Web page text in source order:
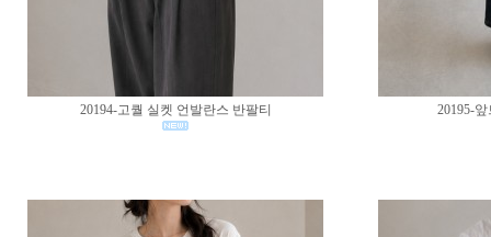
20194-고퀄 실켓 언발란스 반팔티 20195-